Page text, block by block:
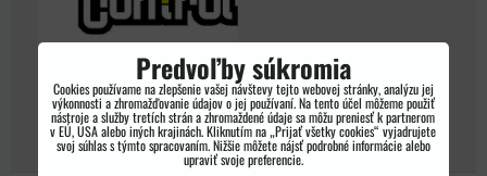
DSi Stylus 3x Alu
Predvoľby súkromia
Cookies používame na zlepšenie vašej návštevy tejto webovej stránky, analýzu jej
výkonnosti a zhromažďovanie údajov o jej používaní. Na tento účel môžeme použiť
nástroje a služby tretích strán a zhromaždené údaje sa môžu preniesť k partnerom
v EÚ, USA alebo iných krajinách. Kliknutím na „Prijať všetky cookies“ vyjadrujete
svoj súhlas s týmto spracovaním. Nižšie môžete nájsť podrobné informácie alebo
upraviť svoje preferencie.